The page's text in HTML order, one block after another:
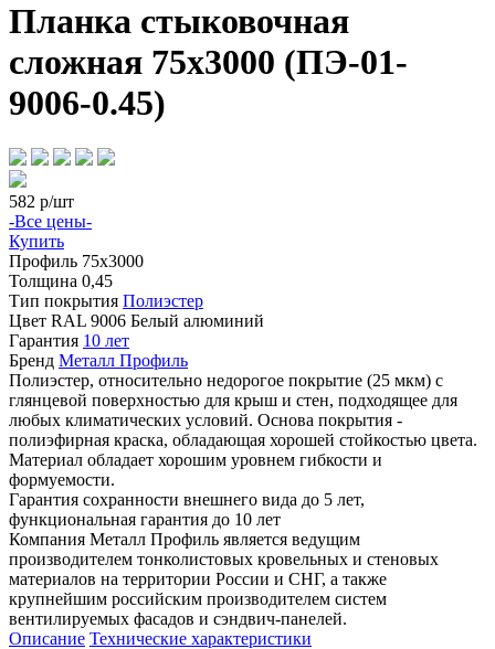
Планка стыковочная
сложная 75х3000 (ПЭ-01-
9006-0.45)
582 р/шт
-Все цены-
Купить
Профиль 75х3000
Толщина 0,45
Тип покрытия Полиэстер
Цвет RAL 9006 Белый алюминий
Гарантия 10 лет
Бренд Металл Профиль
Полиэстер, относительно недорогое покрытие (25 мкм) с
глянцевой поверхностью для крыш и стен, подходящее для
любых климатических условий. Основа покрытия -
полиэфирная краска, обладающая хорошей стойкостью цвета.
Материал обладает хорошим уровнем гибкости и
формуемости.
Гарантия сохранности внешнего вида до 5 лет,
функциональная гарантия до 10 лет
Компания Металл Профиль является ведущим
производителем тонколистовых кровельных и стеновых
материалов на территории России и СНГ, а также
крупнейшим российским производителем систем
вентилируемых фасадов и сэндвич-панелей.
Описание Технические характеристики